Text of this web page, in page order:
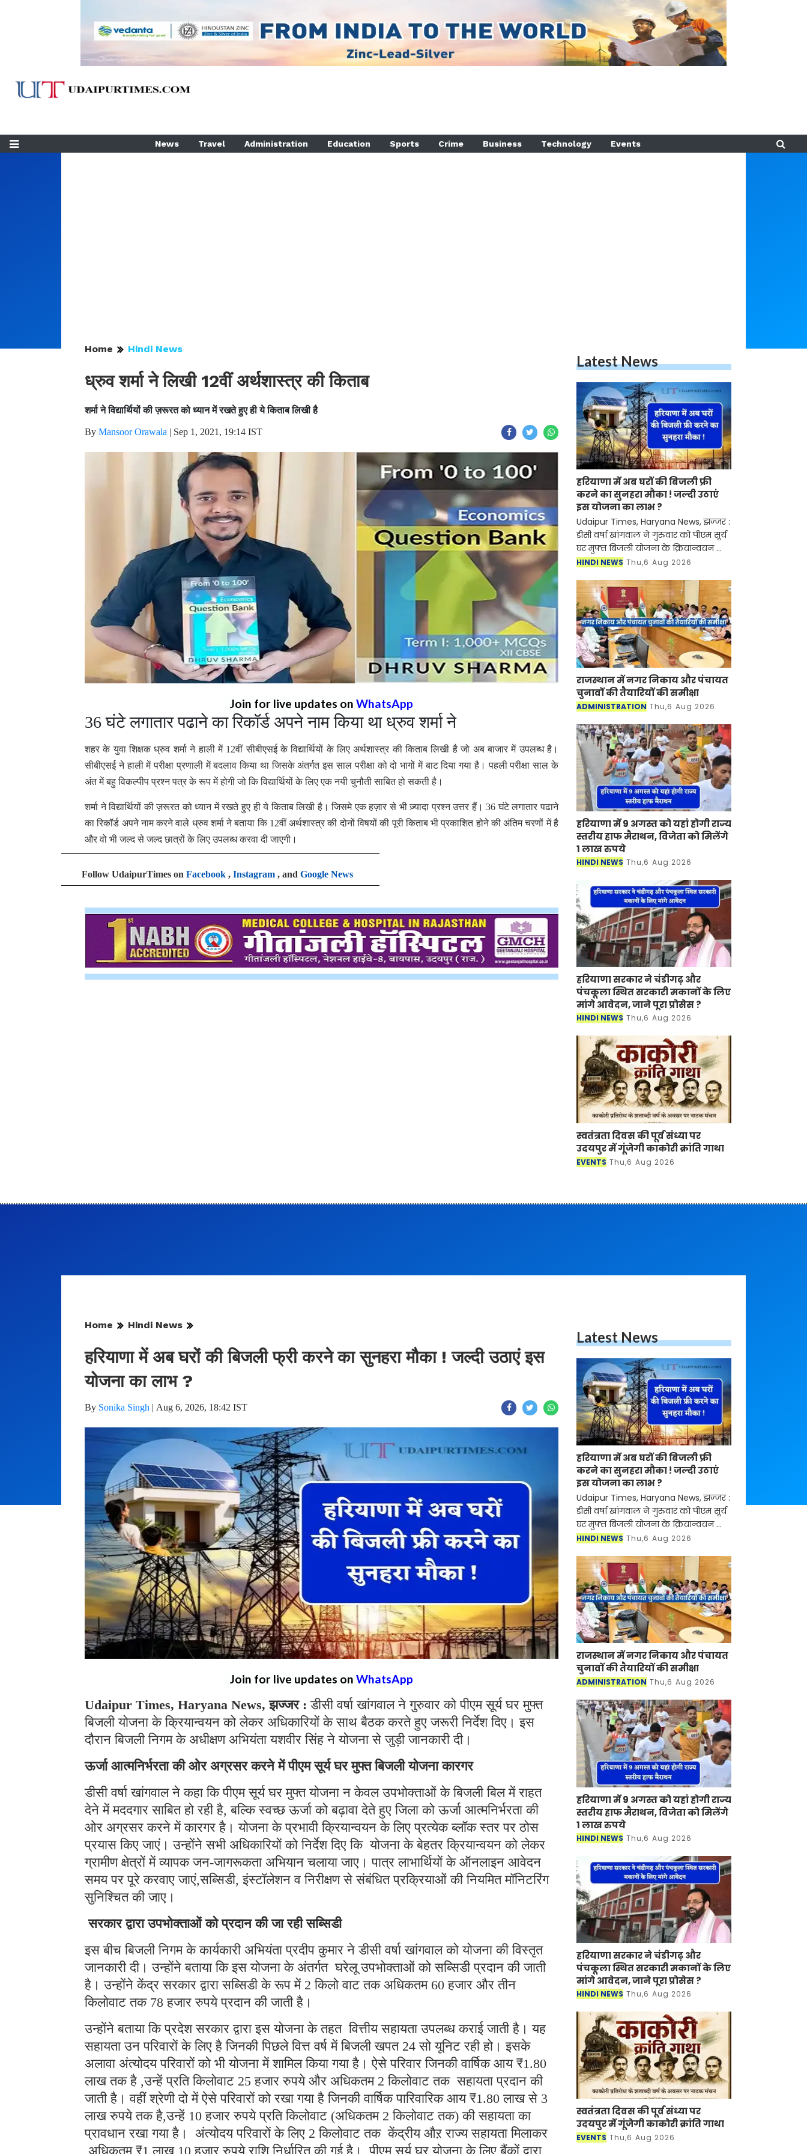
News Travel Administration Education Sports Crime Business Technology Events
Home Hindi News
ध्रुव शर्मा ने लिखी 12वीं अर्थशास्त्र की किताब
शर्मा ने विद्यार्थियों की ज़रूरत को ध्यान में रखते हुए ही ये किताब लिखी है
By Mansoor Orawala | Sep 1, 2021, 19:14 IST
Join for live updates on WhatsApp
36 घंटे लगातार पढाने का रिकॉर्ड अपने नाम किया था ध्रुव शर्मा ने
शहर के युवा शिक्षक ध्रुव शर्मा ने हाली में 12वीं सीबीएसई के विद्यार्थियों के लिए अर्थशास्त्र की किताब लिखी है जो अब बाजार में उपलब्ध है।
सीबीएसई ने हाली में परीक्षा प्रणाली में बदलाव किया था जिसके अंतर्गत इस साल परीक्षा को दो भागों में बाट दिया गया है। पहली परीक्षा साल के
अंत में बहु विकल्पीप प्रश्न पत्र के रूप में होगी जो कि विद्यार्थियों के लिए एक नयी चुनौती साबित हो सकती है।
शर्मा ने विद्यार्थियों की ज़रूरत को ध्यान में रखते हुए ही ये किताब लिखी है। जिसमे एक हज़ार से भी ज़्यादा प्रश्न उत्तर हैं। 36 घंटे लगातार पढाने
का रिकॉर्ड अपने नाम करने वाले ध्रुव शर्मा ने बताया कि 12वीं अर्थशास्त्र की दोनों विषयों की पूरी किताब भी प्रकाशित होने की अंतिम चरणों में है
और वो भी जल्द से जल्द छात्रों के लिए उपलब्ध करवा दी जाएगी।
Follow UdaipurTimes on Facebook , Instagram , and Google News
Latest News
हरियाणा में अब घरों की बिजली फ्री
करने का सुनहरा मौका ! जल्दी उठाएं
इस योजना का लाभ ?
Udaipur Times, Haryana News, झज्जर :
डीसी वर्षा खांगवाल ने गुरुवार को पीएम सूर्य
घर मुफ्त बिजली योजना के क्रियान्वयन को
लेकर अधिकारियों के साथ बैठक करते हुए
के
HINDI NEWS Thu,6 Aug 2026
राजस्थान में नगर निकाय और पंचायत
चुनावों की तैयारियों की समीक्षा
ADMINISTRATION Thu,6 Aug 2026
हरियाणा में 9 अगस्त को यहां होगी राज्य
स्तरीय हाफ मैराथन, विजेता को मिलेंगे
1 लाख रुपये
HINDI NEWS Thu,6 Aug 2026
हरियाणा सरकार ने चंडीगढ़ और
पंचकूला स्थित सरकारी मकानों के लिए
मांगे आवेदन, जाने पूरा प्रोसेस ?
HINDI NEWS Thu,6 Aug 2026
स्वतंत्रता दिवस की पूर्व संध्या पर
उदयपुर में गूंजेगी काकोरी क्रांति गाथा
EVENTS Thu,6 Aug 2026
Home Hindi News
हरियाणा में अब घरों की बिजली फ्री करने का सुनहरा मौका ! जल्दी उठाएं इस
योजना का लाभ ?
By Sonika Singh | Aug 6, 2026, 18:42 IST
Join for live updates on WhatsApp
Udaipur Times, Haryana News, झज्जर :डीसी वर्षा खांगवाल ने गुरुवार को पीएम सूर्य घर मुफ्त
बिजली योजना के क्रियान्वयन को लेकर अधिकारियों के साथ बैठक करते हुए जरूरी निर्देश दिए। इस
दौरान बिजली निगम के अधीक्षण अभियंता यशवीर सिंह ने योजना से जुड़ी जानकारी दी।
ऊर्जा आत्मनिर्भरता की ओर अग्रसर करने में पीएम सूर्य घर मुफ्त बिजली योजना कारगर
डीसी वर्षा खांगवाल ने कहा कि पीएम सूर्य घर मुफ्त योजना न केवल उपभोक्ताओं के बिजली बिल में राहत
देने में मददगार साबित हो रही है, बल्कि स्वच्छ ऊर्जा को बढ़ावा देते हुए जिला को ऊर्जा आत्मनिर्भरता की
ओर अग्रसर करने में कारगर है। योजना के प्रभावी क्रियान्वयन के लिए प्रत्येक ब्लॉक स्तर पर ठोस
प्रयास किए जाएं। उन्होंने सभी अधिकारियों को निर्देश दिए कि योजना के बेहतर क्रियान्वयन को लेकर
ग्रामीण क्षेत्रों में व्यापक जन-जागरूकता अभियान चलाया जाए। पात्र लाभार्थियों के ऑनलाइन आवेदन
समय पर पूरे करवाए जाएं,सब्सिडी, इंस्टॉलेशन व निरीक्षण से संबंधित प्रक्रियाओं की नियमित मॉनिटरिंग
सुनिश्चित की जाए।
सरकार द्वारा उपभोक्ताओं को प्रदान की जा रही सब्सिडी
इस बीच बिजली निगम के कार्यकारी अभियंता प्रदीप कुमार ने डीसी वर्षा खांगवाल को योजना की विस्तृत
जानकारी दी। उन्होंने बताया कि इस योजना के अंतर्गत घरेलू उपभोक्ताओं को सब्सिडी प्रदान की जाती
है। उन्होंने केंद्र सरकार द्वारा सब्सिडी के रूप में 2 किलो वाट तक अधिकतम 60 हजार और तीन
किलोवाट तक 78 हजार रुपये प्रदान की जाती है।
उन्होंने बताया कि प्रदेश सरकार द्वारा इस योजना के तहत वित्तीय सहायता उपलब्ध कराई जाती है। यह
सहायता उन परिवारों के लिए है जिनकी पिछले वित्त वर्ष में बिजली खपत 24 सो यूनिट रही हो। इसके
अलावा अंत्योदय परिवारों को भी योजना में शामिल किया गया है। ऐसे परिवार जिनकी वार्षिक आय ₹1.80
लाख तक है ,उन्हें प्रति किलोवाट 25 हजार रुपये और अधिकतम 2 किलोवाट तक सहायता प्रदान की
जाती है। वहीं श्रेणी दो में ऐसे परिवारों को रखा गया है जिनकी वार्षिक पारिवारिक आय ₹1.80 लाख से 3
लाख रुपये तक है,उन्हें 10 हजार रुपये प्रति किलोवाट (अधिकतम 2 किलोवाट तक) की सहायता का
प्रावधान रखा गया है। अंत्योदय परिवारों के लिए 2 किलोवाट तक केंद्रीय औऱ राज्य सहायता मिलाकर
अधिकतम ₹1 लाख 10 हजार रुपये राशि निर्धारित की गई है। पीएम सूर्य घर योजना के लिए बैंकों द्वारा
Latest News
हरियाणा में अब घरों की बिजली फ्री
करने का सुनहरा मौका ! जल्दी उठाएं
इस योजना का लाभ ?
Udaipur Times, Haryana News, झज्जर :
डीसी वर्षा खांगवाल ने गुरुवार को पीएम सूर्य
घर मुफ्त बिजली योजना के क्रियान्वयन को
लेकर अधिकारियों के साथ बैठक करते हुए
HINDI NEWS Thu,6 Aug 2026
राजस्थान में नगर निकाय और पंचायत
चुनावों की तैयारियों की समीक्षा
ADMINISTRATION Thu,6 Aug 2026
हरियाणा में 9 अगस्त को यहां होगी राज्य
स्तरीय हाफ मैराथन, विजेता को मिलेंगे
1 लाख रुपये
HINDI NEWS Thu,6 Aug 2026
हरियाणा सरकार ने चंडीगढ़ और
पंचकूला स्थित सरकारी मकानों के लिए
मांगे आवेदन, जाने पूरा प्रोसेस ?
HINDI NEWS Thu,6 Aug 2026
स्वतंत्रता दिवस की पूर्व संध्या पर
उदयपुर में गूंजेगी काकोरी क्रांति गाथा
EVENTS Thu,6 Aug 2026